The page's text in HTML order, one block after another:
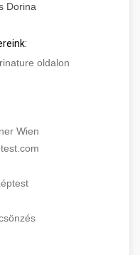
Dorina
oldalon
Wien